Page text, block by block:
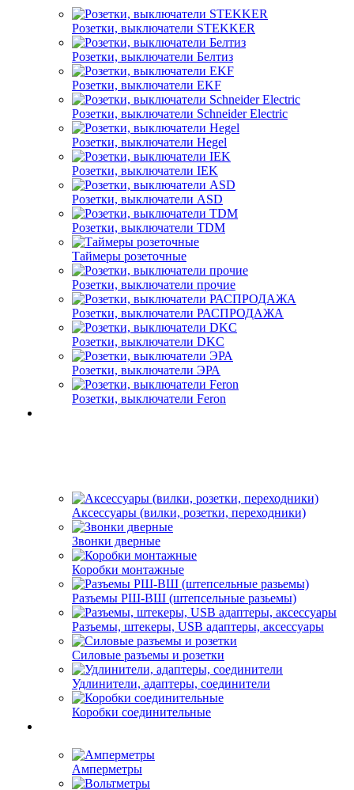
Розетки, выключатели STEKKER
Розетки, выключатели Белтиз
Розетки, выключатели EKF
Розетки, выключатели Schneider Electric
Розетки, выключатели Hegel
Розетки, выключатели IEK
Розетки, выключатели ASD
Розетки, выключатели TDM
Таймеры розеточные
Розетки, выключатели прочие
Розетки, выключатели РАСПРОДАЖА
Розетки, выключатели DKC
Розетки, выключатели ЭРА
Розетки, выключатели Feron
Аксессуары (вилки, розетки, переходники)
Звонки дверные
Коробки монтажные
Разъемы РШ-ВШ (штепсельные разьемы)
Разъемы, штекеры, USB адаптеры, аксессуары
Силовые разъемы и розетки
Удлинители, адаптеры, соединители
Коробки соединительные
Амперметры